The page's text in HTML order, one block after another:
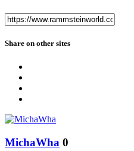
Share on other sites
MichaWha 0